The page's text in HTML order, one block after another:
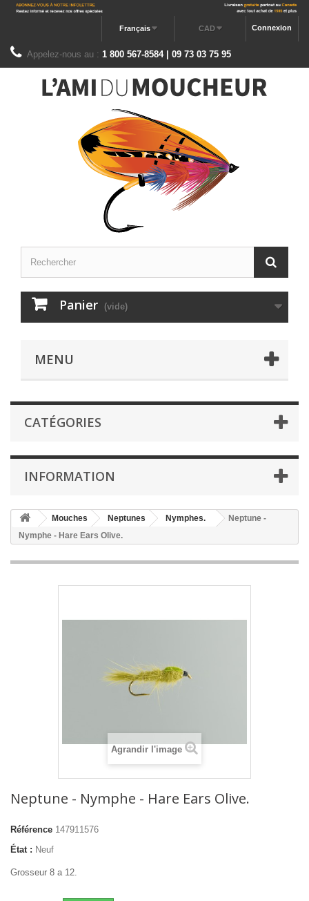
Connexion
CAD
Français
Appelez-nous au : 1 800 567-8584 | 09 73 03 75 95
Panier (vide)
MENU
CATÉGORIES
INFORMATION
Mouches Neptunes Nymphes.
Neptune -
Nymphe - Hare Ears Olive.
Agrandir l'image
Neptune - Nymphe - Hare Ears Olive.
Référence 147911576
État : Neuf
Grosseur 8 a 12.